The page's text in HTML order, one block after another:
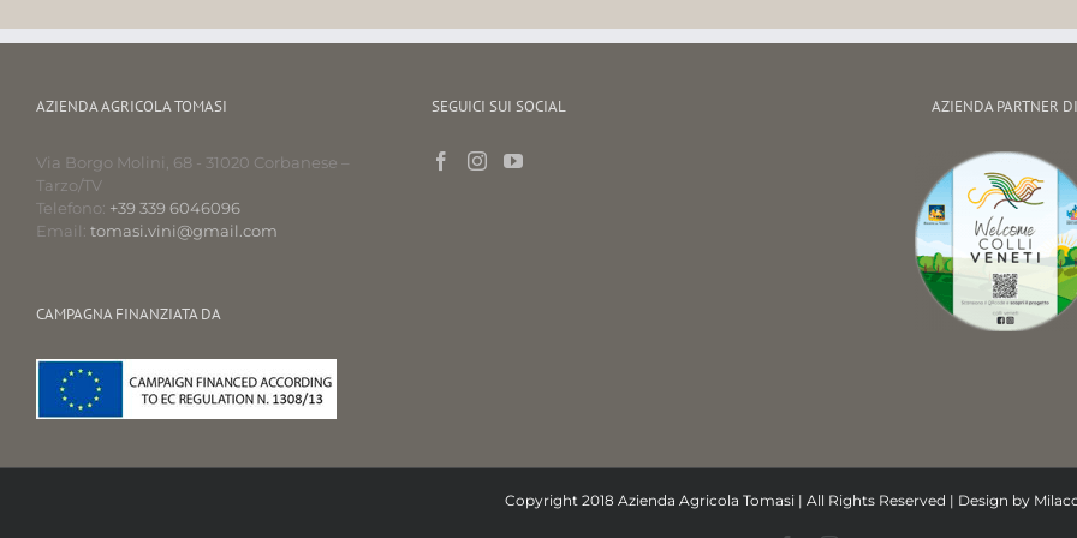
AZIENDA AGRICOLA TOMASI
Via Borgo Molini, 68 - 31020 Corbanese –
Tarzo/TV
Telefono: +39 339 6046096
Email: tomasi.vini@gmail.com
CAMPAGNA FINANZIATA DA
SEGUICI SUI SOCIAL AZIENDA PARTNER DI
Copyright 2018 Azienda Agricola Tomasi | All Rights Reserved | Design by